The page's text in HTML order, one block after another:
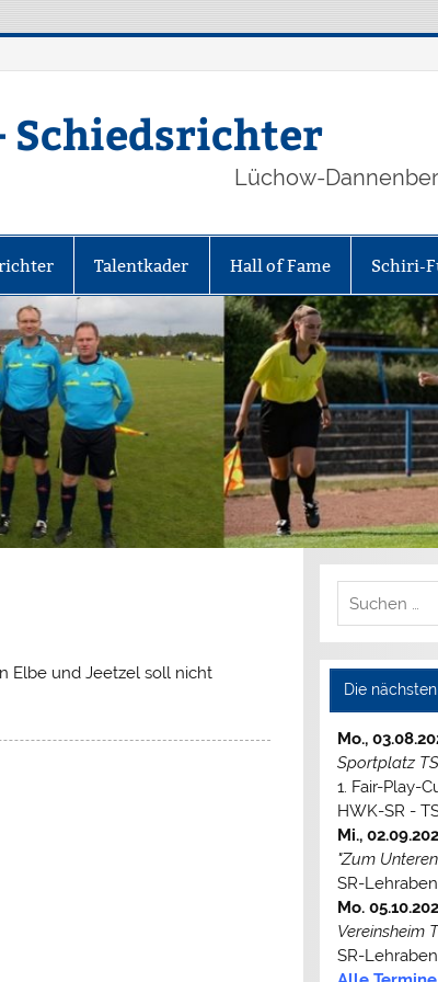
Schiedsrichter
Lüchow-
Talentkader Hall of Fame Schiri-
Elbe und Jeetzel soll nicht
Die
Mo.,
Sportplatz
1. Fair-Play-
HWK-SR -
Mi.,
"Zum
SR-
Mo.
Vereinsheim
SR-